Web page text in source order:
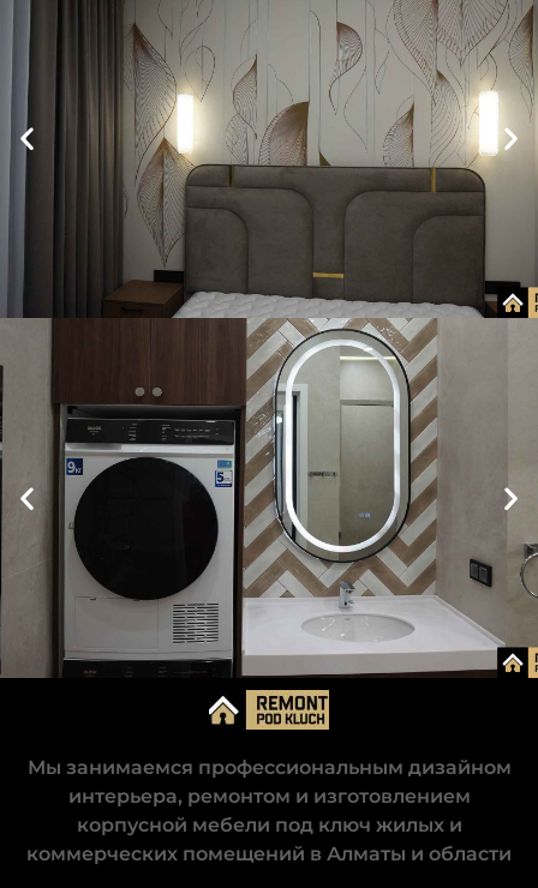
СДЕЛАТЬ
ЗАКАЗ!
Ванная
комната
Мы занимаемся профессиональным дизайном
интерьера, ремонтом и изготовлением
корпусной мебели под ключ жилых и
коммерческих помещений в Алматы и области